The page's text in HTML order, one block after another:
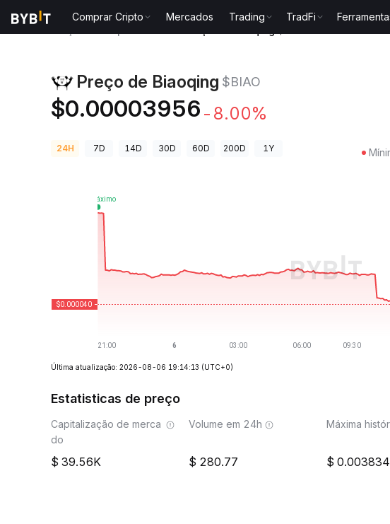
Comprar Cripto Mercados Trading TradFi
Preço de Biaoqing $BIAO
$0.00003956 -8.00%
24H 7D 14D 30D 60D 200D 1Y
Última atualização: 2026-08-06 19:14:13 (UTC+0)
Estatisticas de preço
Capitalização de merca
do
39.56K
Volume em 24h
280.77
Máxima